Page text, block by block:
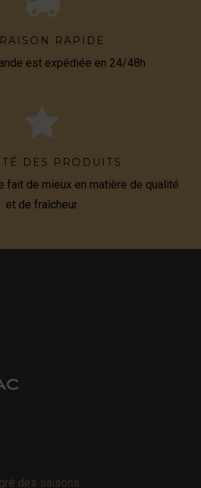
RAPIDE
est expédiée en 24/48h
DES PRODUITS
fait de mieux en matière de qualité
et de fraîcheur
des saisons